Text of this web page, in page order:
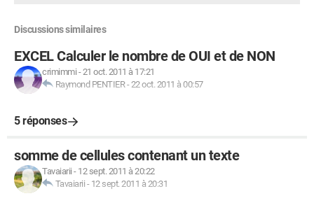
Discussions similaires
EXCEL Calculer le nombre de OUI et de NON
crimimmi -21 oct. 2011 à 17:21
Raymond PENTIER-22 oct. 2011 à 00:57
5 réponses
somme de cellules contenant un texte
Tavaiarii - 12 sept. 2011 à 20:22
Tavaiarii - 12 sept. 2011 à 20:31